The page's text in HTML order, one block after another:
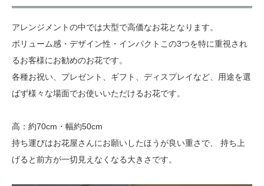
アレンジメントの中では大型で高価なお花となります。
ボリューム感・デザイン性・インパクトこの3つを特に重視され
るお客様にお勧めのお花です。
各種お祝い、プレゼント、ギフト、ディスプレイなど、用途を選
ばず様々な場面でお使いいただけるお花です。
高：約70cm・幅約50cm
持ち運びはお花屋さんにお願いしたほうが良い重さで、 持ち上
げると前方が一切見えなくなる大きさです。